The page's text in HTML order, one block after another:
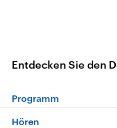
Entdecken Sie den
Programm
Programm
Hören